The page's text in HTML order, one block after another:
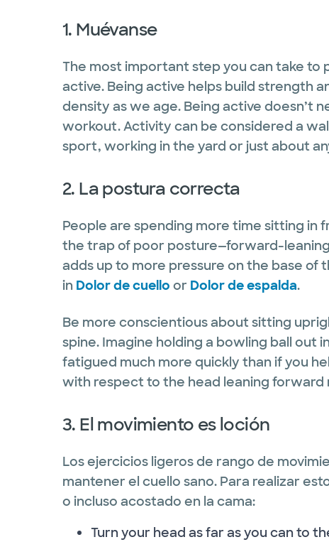
1. Muévanse
The most important step you can take to
active. Being active helps build strength
density as we age. Being active doesn’t
workout. Activity can be considered a
sport, working in the yard or just about
2. La postura correcta
People are spending more time sitting in
the trap of poor posture—forward-leaning
adds up to more pressure on the base of
in Dolor de cuello or Dolor de espalda.
Be more conscientious about sitting
spine. Imagine holding a bowling ball out
fatigued much more quickly than if you
with respect to the head leaning
3. El movimiento es loción
Los ejercicios ligeros de rango de
mantener el cuello sano. Para realizar
o incluso acostado en la cama:
Turn your head as far as you can to